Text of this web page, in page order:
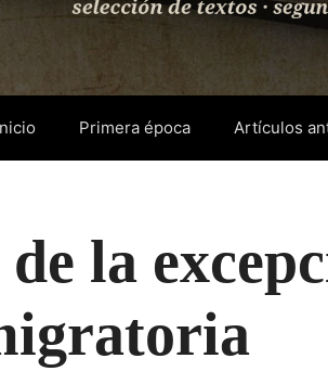
Primera época Artículos
la